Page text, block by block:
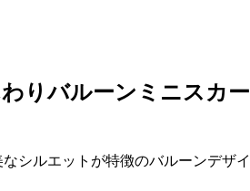
りバルーンミニスカー
シルエットが特徴のバルーンデザイ